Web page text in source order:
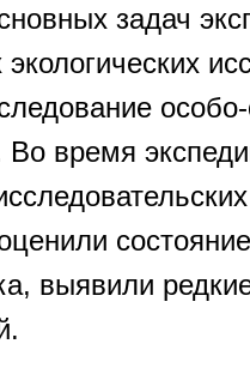
задач
Во время
выявили